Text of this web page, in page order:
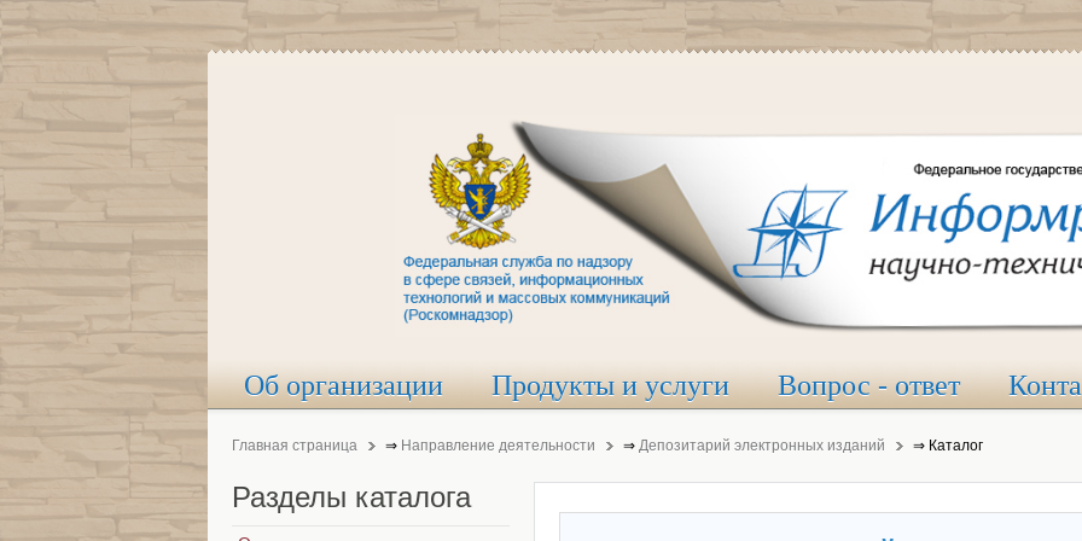
Об организации Продукты и услуги Вопрос - ответ
Главная страница ⇒ Направление деятельности ⇒ Депозитарий электронных изданий ⇒ Каталог
Разделы каталога